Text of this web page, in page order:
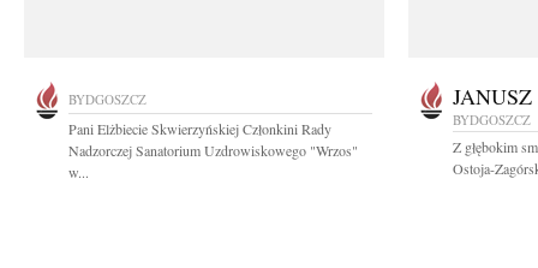
BYDGOSZCZ
Pani Elżbiecie Skwierzyńskiej Członkini Rady
Nadzorczej Sanatorium Uzdrowiskowego "Wrzos"
w...
BYDGOSZCZ
Z głębokim
Ostoja-